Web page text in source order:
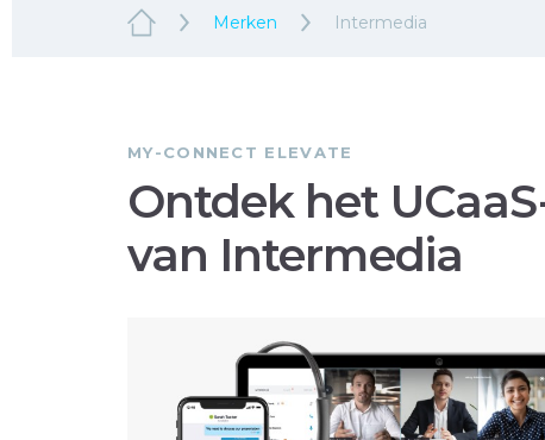
Merken Intermedia
MY-CONNECT ELEVATE
Ontdek het
van Intermedia